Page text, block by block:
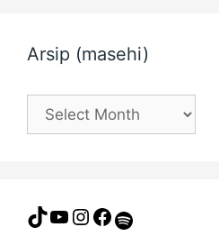
Arsip (masehi)
Arsip
(masehi)
TikTokYouTube
Instagram
Facebook